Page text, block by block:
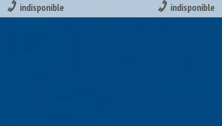
indisponible indisponible